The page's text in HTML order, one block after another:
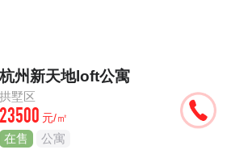
杭州新天地loft公寓
拱墅区
23500 元/㎡
在售 公寓